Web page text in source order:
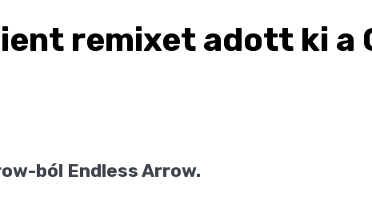
remixet adott ki a
ból Endless Arrow.